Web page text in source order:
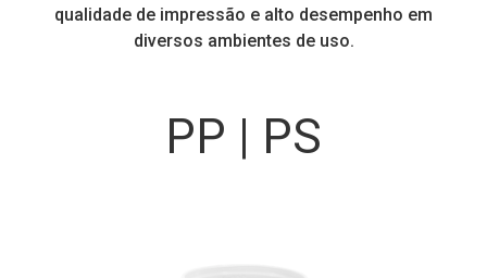
qualidade de impressão e alto desempenho em
diversos ambientes de uso.
PP | PS